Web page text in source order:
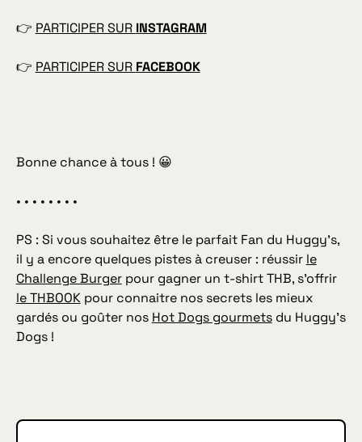
👉 PARTICIPER SUR INSTAGRAM
👉 PARTICIPER SUR FACEBOOK
Bonne chance à tous ! 😀
• • • • • • • •
PS : Si vous souhaitez être le parfait Fan du Huggy’s,
il y a encore quelques pistes à creuser : réussir le
Challenge Burgerpour gagner un t-shirt THB, s’offrir
le THBOOKpour connaitre nos secrets les mieux
gardés ou goûter nos Hot Dogs gourmetsdu Huggy’s
Dogs !